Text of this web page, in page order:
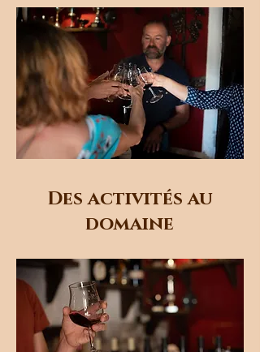
Des activités au
domaine